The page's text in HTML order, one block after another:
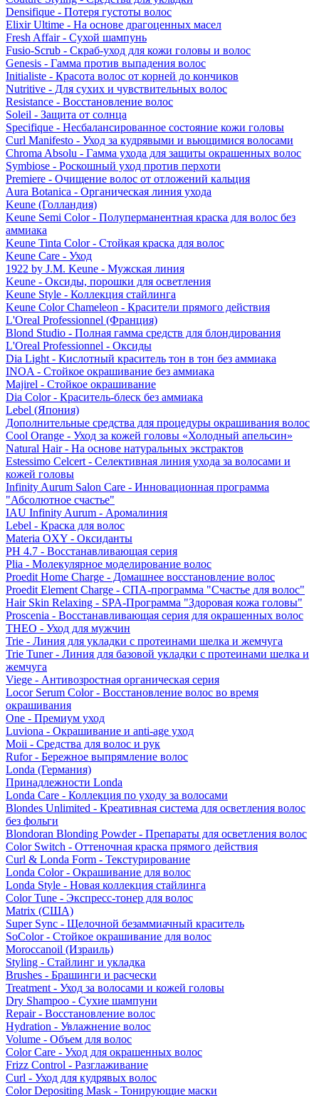
Densifique - Потеря густоты волос
Elixir Ultime - На основе драгоценных масел
Fresh Affair - Сухой шампунь
Fusio-Scrub - Скраб-уход для кожи головы и волос
Genesis - Гамма против выпадения волос
Initialiste - Красота волос от корней до кончиков
Nutritive - Для сухих и чувствительных волос
Resistance - Восстановление волос
Soleil - Защита от солнца
Specifique - Несбалансированное состояние кожи головы
Curl Manifesto - Уход за кудрявыми и вьющимися волосами
Chroma Absolu - Гамма ухода для защиты окрашенных волос
Symbiose - Роскошный уход против перхоти
Premiere - Очищение волос от отложений кальция
Aura Botanica - Органическая линия ухода
Keune (Голландия)
Keune Semi Color - Полуперманентная краска для волос без
аммиака
Keune Tinta Color - Стойкая краска для волос
Keune Care - Уход
1922 by J.M. Keune - Мужская линия
Keune - Оксиды, порошки для осветления
Keune Style - Коллекция стайлинга
Keune Color Chameleon - Красители прямого действия
L'Oreal Professionnel (Франция)
Blond Studio - Полная гамма средств для блондирования
L'Oreal Professionnel - Оксиды
Dia Light - Кислотный краситель тон в тон без аммиака
INOA - Стойкое окрашивание без аммиака
Majirel - Стойкое окрашивание
Dia Color - Краситель-блеск без аммиака
Lebel (Япония)
Дополнительные средства для процедуры окрашивания волос
Cool Orange - Уход за кожей головы «Холодный апельсин»
Natural Hair - На основе натуральных экстрактов
Estessimo Celcert - Селективная линия ухода за волосами и
кожей головы
Infinity Aurum Salon Care - Инновационная программа
"Абсолютное счастье"
IAU Infinity Aurum - Аромалиния
Lebel - Краска для волос
Materia OXY - Оксиданты
PH 4.7 - Восстанавливающая серия
Plia - Молекулярное моделирование волос
Proedit Home Charge - Домашнее восстановление волос
Proedit Element Charge - СПА-программа "Счастье для волос"
Hair Skin Relaxing - SPA-Программа "Здоровая кожа головы"
Proscenia - Восстанавливающая серия для окрашенных волос
THEO - Уход для мужчин
Trie - Линия для укладки с протеинами шелка и жемчуга
Trie Tuner - Линия для базовой укладки с протеинами шелка и
жемчуга
Viege - Антивозростная органическая серия
Locor Serum Color - Восстановление волос во время
окрашивания
One - Премиум уход
Luviona - Окрашивание и anti-age уход
Moii - Средства для волос и рук
Rufor - Бережное выпрямление волос
Londa (Германия)
Принадлежности Londa
Londa Care - Коллекция по уходу за волосами
Blondes Unlimited - Креативная система для осветления волос
без фольги
Blondoran Blonding Powder - Препараты для осветления волос
Color Switch - Оттеночная краска прямого действия
Curl & Londa Form - Текстурирование
Londa Color - Окрашивание для волос
Londa Style - Новая коллекция стайлинга
Color Tune - Экспресс-тонер для волос
Matrix (США)
Super Sync - Щелочной безаммиачный краситель
SoColor - Стойкое окрашивание для волос
Moroccanoil (Израиль)
Styling - Стайлинг и укладка
Brushes - Брашинги и расчески
Treatment - Уход за волосами и кожей головы
Dry Shampoo - Сухие шампуни
Repair - Восстановление волос
Hydration - Увлажнение волос
Volume - Объем для волос
Color Care - Уход для окрашенных волос
Frizz Control - Разглаживание
Curl - Уход для кудрявых волос
Color Depositing Mask - Тонирующие маски